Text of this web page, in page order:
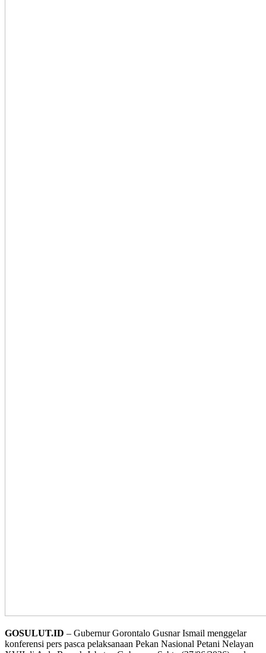
GOSULUT.ID – Gubernur Gorontalo Gusnar Ismail menggelar
konferensi pers pasca pelaksanaan Pekan Nasional Petani Nelayan